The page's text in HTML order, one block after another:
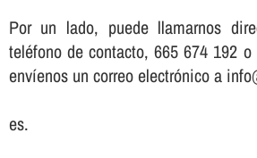
Por un lado, puede llamarnos
teléfono de contacto, 665 674 192 o
enví­enos un correo electrónico a
es.